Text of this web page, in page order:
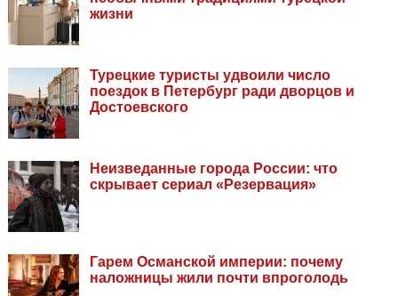
жизни
Турецкие туристы удвоили число
поездок в Петербург ради дворцов и
Достоевского
Неизведанные города России: что
скрывает сериал «Резервация»
Гарем Османской империи: почему
наложницы жили почти впроголодь